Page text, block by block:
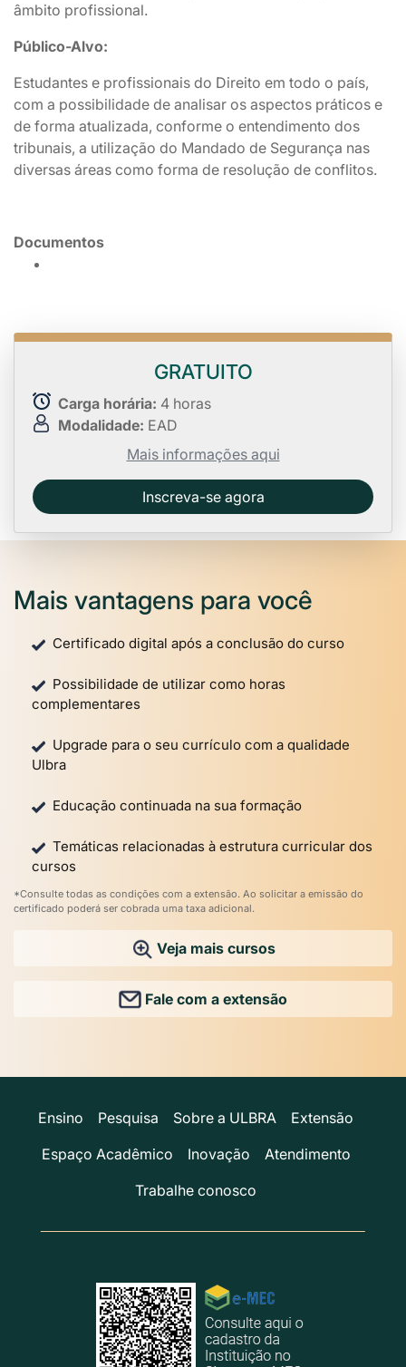
âmbito profissional.
Público-Alvo:
Estudantes e profissionais do Direito em todo o país,
com a possibilidade de analisar os aspectos práticos e
de forma atualizada, conforme o entendimento dos
tribunais, a utilização do Mandado de Segurança nas
diversas áreas como forma de resolução de conflitos.
Documentos
GRATUITO
Carga horária: 4 horas
Modalidade: EAD
Mais informações aqui
Inscreva-se agora
Mais vantagens para você
Certificado digital após a conclusão do curso
Possibilidade de utilizar como horas
complementares
Upgrade para o seu currículo com a qualidade
Ulbra
Educação continuada na sua formação
Temáticas relacionadas à estrutura curricular dos
cursos
*Consulte todas as condições com a extensão. Ao solicitar a emissão do
certificado poderá ser cobrada uma taxa adicional.
Veja mais cursos
Fale com a extensão
Ensino Pesquisa Sobre a ULBRA
Extensão
Espaço Acadêmico
Inovação
Atendimento
Trabalhe conosco